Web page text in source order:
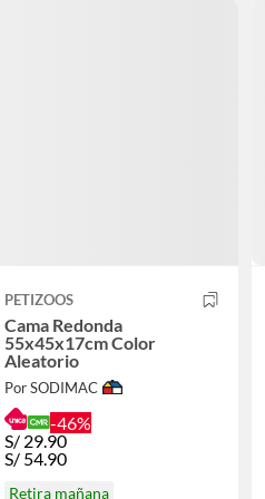
PETIZOOS
Cama Redonda
55x45x17cm Color
Aleatorio
Por SODIMAC
-46%
S/ 29.90
S/ 54.90
Retira mañana